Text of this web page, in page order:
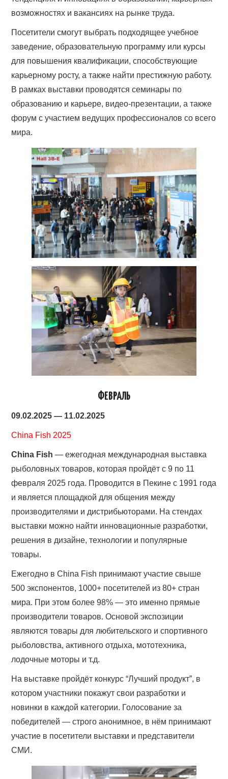
возможностях и вакансиях на рынке труда.
Посетители смогут выбрать подходящее учебное
заведение, образовательную программу или курсы
для повышения квалификации, способствующие
карьерному росту, а также найти престижную работу.
В рамках выставки проводятся семинары по
образованию и карьере, видео-презентации, а также
форум с участием ведущих профессионалов со всего
мира.
ФЕВРАЛЬ
09.02.2025 — 11.02.2025
China Fish 2025
China Fish — ежегодная международная выставка
рыболовных товаров, которая пройдёт с 9 по 11
февраля 2025 года. Проводится в Пекине с 1991 года
и является площадкой для общения между
производителями и дистрибьюторами. На стендах
выставки можно найти инновационные разработки,
решения в дизайне, технологии и популярные
товары.
Ежегодно в China Fish принимают участие свыше
500 экспонентов, 1000+ посетителей из 80+ стран
мира. При этом более 98% — это именно прямые
производители товаров. Основой экспозиции
являются товары для любительского и спортивного
рыболовства, активного отдыха, мототехника,
лодочные моторы и т.д.
На выставке пройдёт конкурс “Лучший продукт”, в
котором участники покажут свои разработки и
новинки в каждой категории. Голосование за
победителей — строго анонимное, в нём принимают
участие в посетители выставки и представители
СМИ.